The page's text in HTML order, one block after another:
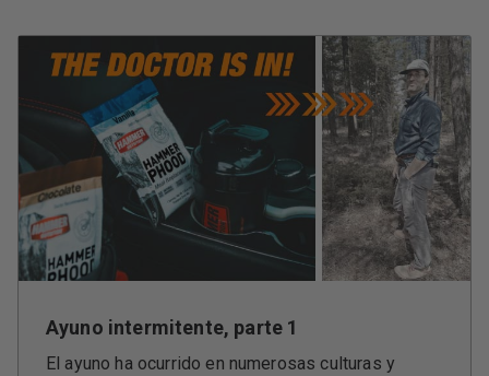
Ayuno intermitente, parte 1
El ayuno ha ocurrido en numerosas culturas y